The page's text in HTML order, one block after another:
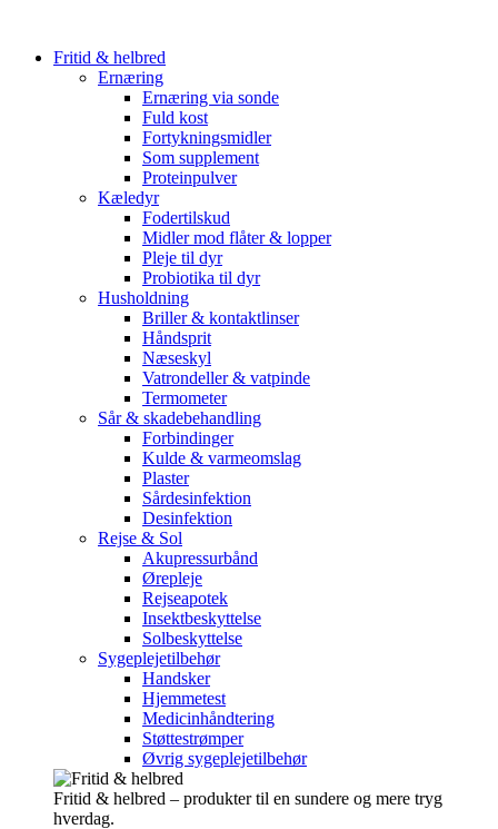
Fritid & helbred
Ernæring
Ernæring via sonde
Fuld kost
Fortykningsmidler
Som supplement
Proteinpulver
Kæledyr
Fodertilskud
Midler mod flåter & lopper
Pleje til dyr
Probiotika til dyr
Husholdning
Briller & kontaktlinser
Håndsprit
Næseskyl
Vatrondeller & vatpinde
Termometer
Sår & skadebehandling
Forbindinger
Kulde & varmeomslag
Plaster
Sårdesinfektion
Desinfektion
Rejse & Sol
Akupressurbånd
Ørepleje
Rejseapotek
Insektbeskyttelse
Solbeskyttelse
Sygeplejetilbehør
Handsker
Hjemmetest
Medicinhåndtering
Støttestrømper
Øvrig sygeplejetilbehør
Fritid & helbred – produkter til en sundere og mere tryg
hverdag.